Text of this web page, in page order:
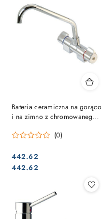
Bateria ceramiczna na gorąco
i na zimno z chromowanego
(0)
Cena:
442.62
Cena:
442.62